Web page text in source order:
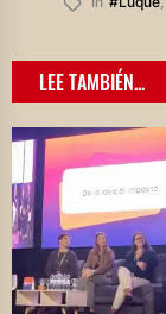
LEE TAMBIÉN...